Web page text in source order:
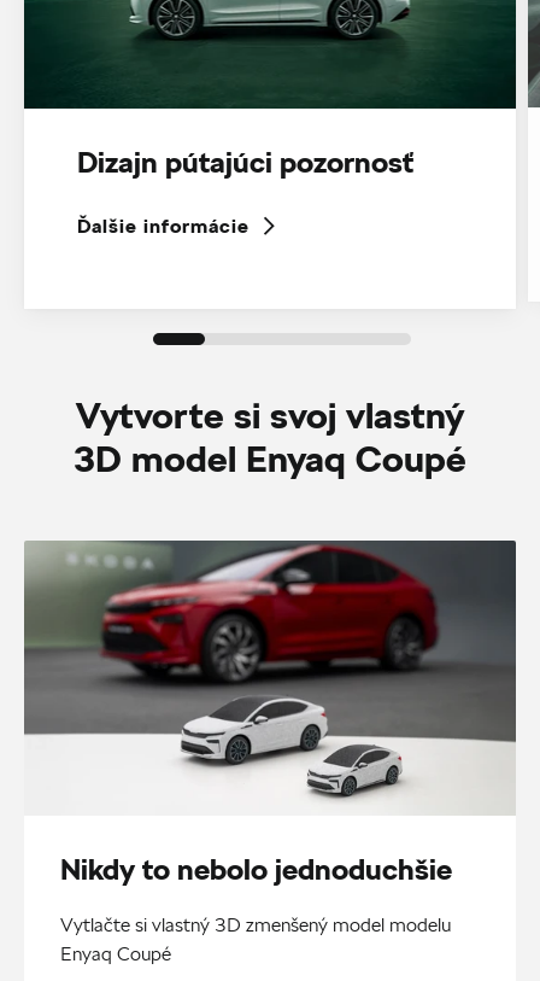
Dizajn pútajúci pozornosť
Ďalšie informácie
Vytvorte si svoj vlastný
3D model Enyaq Coupé
Nikdy to nebolo jednoduchšie
Vytlačte si vlastný 3D zmenšený model modelu
Enyaq Coupé